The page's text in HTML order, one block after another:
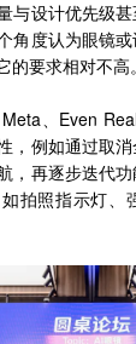
与设计优先级
角度认为眼镜
要求相对不高。
、Even
，例如通过取
，再逐步迭代
拍照指示灯、